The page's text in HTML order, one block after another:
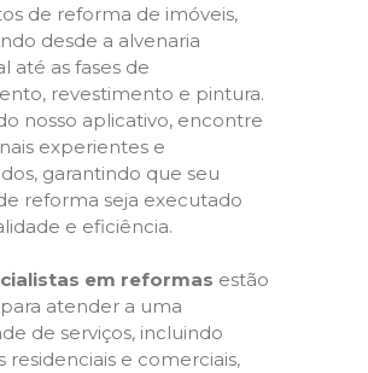
de reforma de imóveis,
desde a alvenaria
até as fases de
revestimento e pintura.
nosso aplicativo, encontre
experientes e
garantindo que seu
reforma seja executado
e eficiência.
em reformas estão
atender a uma
de serviços, incluindo
residenciais e comerciais,